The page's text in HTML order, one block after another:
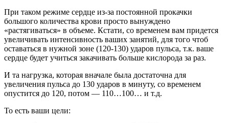
При таком режиме сердце из-за постоянной прокачки
большого количества крови просто вынуждено
«растягиваться» в объеме. Кстати, со временем вам придется
увеличивать интенсивность ваших занятий, для того чтоб
оставаться в нужной зоне (120-130) ударов пульса, т.к. ваше
сердце будет учиться закачивать больше кислорода за раз.
И та нагрузка, которая вначале была достаточна для
увеличения пульса до 130 ударов в минуту, со временем
опустится до 120, потом — 110…100… и т.д.
То есть ваши цели: